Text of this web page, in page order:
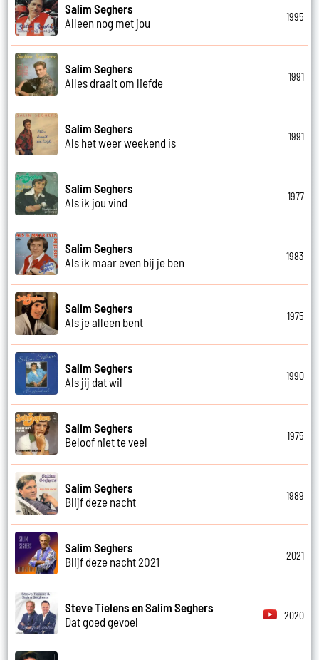
Salim Seghers
Alleen nog met jou
1995
Salim Seghers
Alles draait om liefde
1991
Salim Seghers
Als het weer weekend is
1991
Salim Seghers
Als ik jou vind
1977
Salim Seghers
Als ik maar even bij je ben
1983
Salim Seghers
Als je alleen bent
1975
Salim Seghers
Als jij dat wil
1990
Salim Seghers
Beloof niet te veel
1975
Salim Seghers
Blijf deze nacht
1989
Salim Seghers
Blijf deze nacht 2021
2021
Steve Tielens en Salim Seghers
Dat goed gevoel
2020